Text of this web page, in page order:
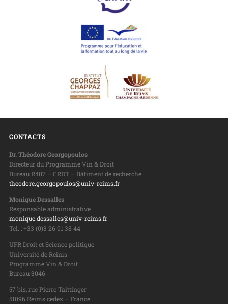
CONTACTS
Dr. Théodore Georgopoulos
Directeur du Programme Vin & Droit
Bureau R407 – CRDT – Bâtiment de recherche
theodore.georgopoulos@univ-reims.fr
Monique Dessalles
Responsable administrative
monique.dessalles@univ-reims.fr
Tel. : +33 (0)3 26 91 38 44
UFR Droit et Science politique
Université de Reims
Programme Vin & Droit
Bureau 3046
57 bis, rue Pierre Taittinger
51096 Reims cedex – France